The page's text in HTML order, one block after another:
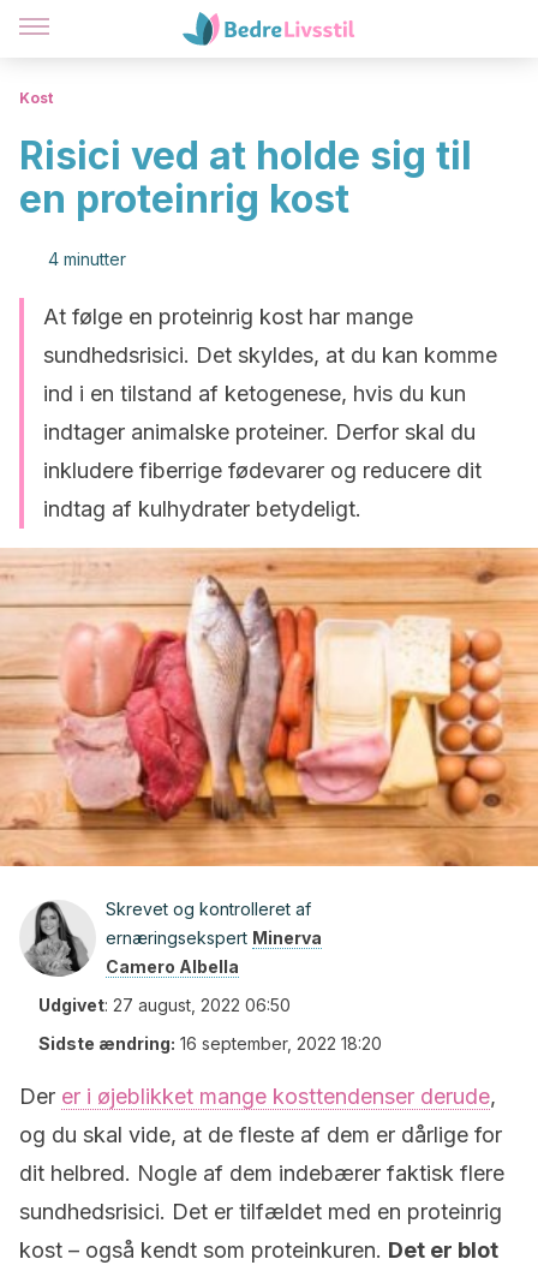
Kost
Risici ved at holde sig til
en proteinrig kost
4 minutter
At følge en proteinrig kost har mange
sundhedsrisici. Det skyldes, at du kan komme
ind i en tilstand af ketogenese, hvis du kun
indtager animalske proteiner. Derfor skal du
inkludere fiberrige fødevarer og reducere dit
indtag af kulhydrater betydeligt.
Skrevet og kontrolleret af
ernæringsekspert Minerva
Camero Albella
Udgivet: 27 august, 2022 06:50
Sidste ændring: 16 september, 2022 18:20
Der er i øjeblikket mange kosttendenser derude,
og du skal vide, at de fleste af dem er dårlige for
dit helbred. Nogle af dem indebærer faktisk flere
sundhedsrisici. Det er tilfældet med en proteinrig
kost – også kendt som proteinkuren. Det er blot